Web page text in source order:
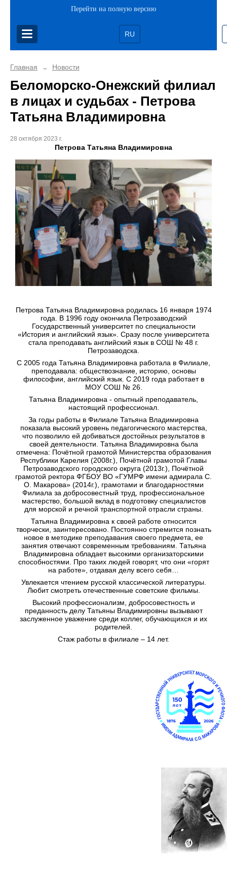
Перейти на полную версию
RU
Главная → Новости
Беломорско-Онежский филиал
в лицах и судьбах - Петрова
Татьяна Владимировна
28 октября 2023 г.
Петрова Татьяна Владимировна
Петрова Татьяна Владимировна родилась 16 января 1974
года. В 1996 году окончила Петрозаводский
Государственный университет по специальности
«История и английский язык». Сразу после университета
стала преподавать английский язык в СОШ № 48 г.
Петрозаводска.
С 2005 года Татьяна Владимировна работала в Филиале,
преподавала: обществознание, историю, основы
философии, английский язык. С 2019 года работает в
МОУ СОШ № 26.
Татьяна Владимировна - опытный преподаватель,
настоящий профессионал.
За годы работы в Филиале Татьяна Владимировна
показала высокий уровень педагогического мастерства,
что позволило ей добиваться достойных результатов в
своей деятельности. Татьяна Владимировна была
отмечена: Почётной грамотой Министерства образования
Республики Карелия (2008г.), Почётной грамотой Главы
Петрозаводского городского округа (2013г.), Почётной
грамотой ректора ФГБОУ ВО «ГУМРФ имени адмирала С.
О. Макарова» (2014г.), грамотами и благодарностями
Филиала за добросовестный труд, профессиональное
мастерство, большой вклад в подготовку специалистов
для морской и речной транспортной отрасли страны.
Татьяна Владимировна к своей работе относится
творчески, заинтересовано. Постоянно стремится познать
новое в методике преподавания своего предмета, ее
занятия отвечают современным требованиям. Татьяна
Владимировна обладает высокими организаторскими
способностями. Про таких людей говорят, что они «горят
на работе», отдавая делу всего себя…
Увлекается чтением русской классической литературы.
Любит смотреть отечественные советские фильмы.
Высокий профессионализм, добросовестность и
преданность делу Татьяны Владимировны вызывают
заслуженное уважение среди коллег, обучающихся и их
родителей.
Стаж работы в филиале – 14 лет.